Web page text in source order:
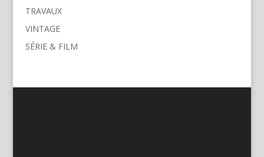
TRAVAUX
VINTAGE
SÉRIE & FILM